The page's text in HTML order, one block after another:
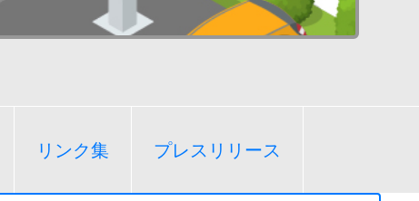
リンク集 プレスリリース